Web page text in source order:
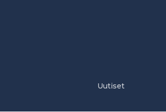
Uutiset